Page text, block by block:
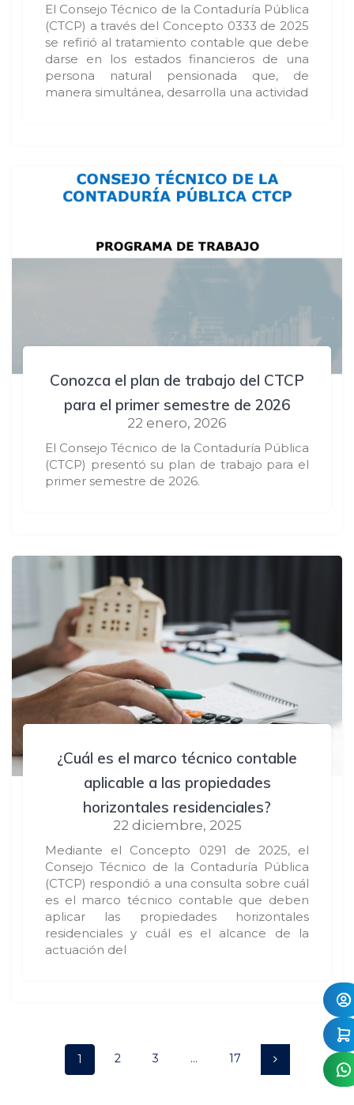
El Consejo Técnico de la Contaduría Pública
(CTCP) a través del Concepto 0333 de 2025
se refirió al tratamiento contable que debe
darse en los estados financieros de una
persona natural pensionada que, de
manera simultánea, desarrolla una actividad
Conozca el plan de trabajo del CTCP
para el primer semestre de 2026
22 enero, 2026
El Consejo Técnico de la Contaduría Pública
(CTCP) presentó su plan de trabajo para el
primer semestre de 2026.
¿Cuál es el marco técnico contable
aplicable a las propiedades
horizontales residenciales?
22 diciembre, 2025
Mediante el Concepto 0291 de 2025, el
Consejo Técnico de la Contaduría Pública
(CTCP) respondió a una consulta sobre cuál
es el marco técnico contable que deben
aplicar las propiedades horizontales
residenciales y cuál es el alcance de la
actuación del
Posts
navigation
Page
1 Page
2 Page
3 … Page
17